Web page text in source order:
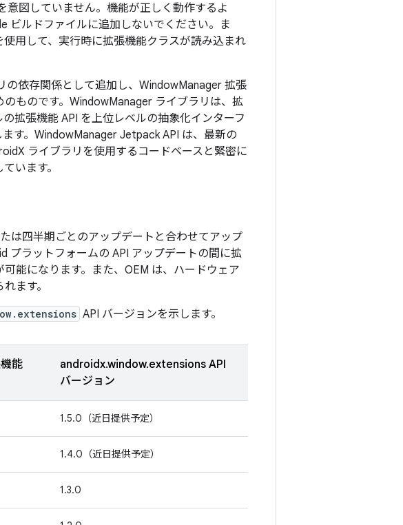
意図していません。機能が正しく動作するよ
ビルドファイルに追加しないでください。ま
用して、実行時に拡張機能クラスが読み込まれ
の依存関係として追加し、WindowManager 拡張
ものです。WindowManager ライブラリは、拡
拡張機能 API を上位レベルの抽象化インターフ
す。WindowManager Jetpack API は、最新の
ライブラリを使用するコードベースと緊密に
います。
は四半期ごとのアップデートと合わせてアップ
プラットフォームの API アップデートの間に拡
能になります。また、OEM は、ハードウェア
ます。
API バージョンを示します。
能
androidx.window.extensions API
バージョン
1.5.0（近日提供予定）
1.4.0（近日提供予定）
1.3.0